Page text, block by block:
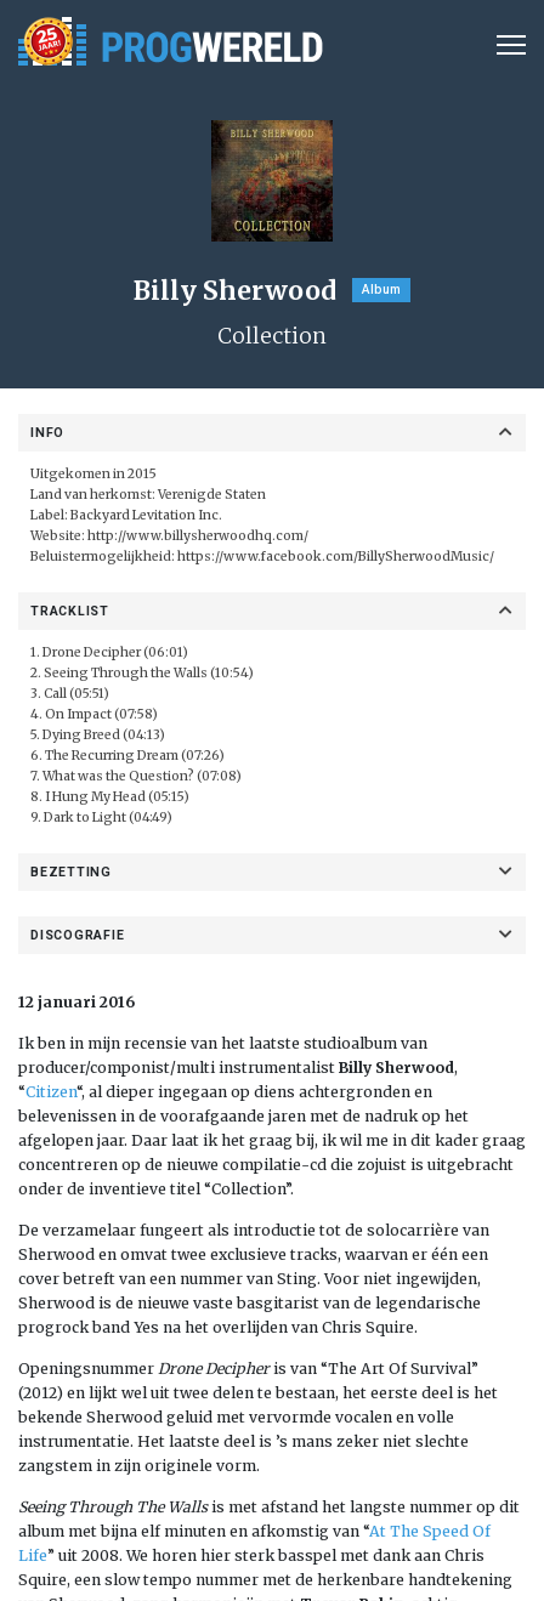
Billy Sherwood Album
Collection
INFO
Uitgekomen in 2015
Land van herkomst: Verenigde Staten
Label: Backyard Levitation Inc.
Website: http://www.billysherwoodhq.com/
Beluistermogelijkheid: https://www.facebook.com/BillySherwoodMusic/
TRACKLIST
1. Drone Decipher (06:01)
2. Seeing Through the Walls (10:54)
3. Call (05:51)
4. On Impact (07:58)
5. Dying Breed (04:13)
6. The Recurring Dream (07:26)
7. What was the Question? (07:08)
8. I Hung My Head (05:15)
9. Dark to Light (04:49)
BEZETTING
DISCOGRAFIE
12 januari 2016
Ik ben in mijn recensie van het laatste studioalbum van
producer/componist/multi instrumentalist Billy Sherwood ,
“Citizen“, al dieper ingegaan op diens achtergronden en
belevenissen in de voorafgaande jaren met de nadruk op het
afgelopen jaar. Daar laat ik het graag bij, ik wil me in dit kader graag
concentreren op de nieuwe compilatie-cd die zojuist is uitgebracht
onder de inventieve titel “Collection”.
De verzamelaar fungeert als introductie tot de solocarrière van
Sherwood en omvat twee exclusieve tracks, waarvan er één een
cover betreft van een nummer van Sting. Voor niet ingewijden,
Sherwood is de nieuwe vaste basgitarist van de legendarische
progrock band Yes na het overlijden van Chris Squire.
Openingsnummer Drone Decipheris van “The Art Of Survival”
(2012) en lijkt wel uit twee delen te bestaan, het eerste deel is het
bekende Sherwood geluid met vervormde vocalen en volle
instrumentatie. Het laatste deel is ’s mans zeker niet slechte
zangstem in zijn originele vorm.
Seeing Through The Wallsis met afstand het langste nummer op dit
album met bijna elf minuten en afkomstig van “At The Speed Of
Life” uit 2008. We horen hier sterk basspel met dank aan Chris
Squire, een slow tempo nummer met de herkenbare handtekening